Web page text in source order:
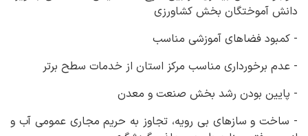
دانش آموختگان بخش کشاورزی
- کمبود فضاهای آموزشی مناسب
- عدم برخورداری مناسب مرکز استان از خدمات سطح برتر
- پایین بودن رشد بخش صنعت و معدن
- ساخت و سازهای بی رویه، تجاوز به حریم مجاری عمومی آب و